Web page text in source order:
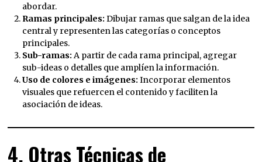
abordar.
Ramas principales: Dibujar ramas que salgan de la idea
central y representen las categorías o conceptos
principales.
Sub-ramas: A partir de cada rama principal, agregar
sub-ideas o detalles que amplíen la información.
Uso de colores e imágenes: Incorporar elementos
visuales que refuercen el contenido y faciliten la
asociación de ideas.
4. Otras Técnicas de